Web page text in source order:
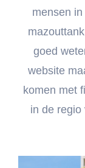
mensen
goed
website
komen met
in de regio